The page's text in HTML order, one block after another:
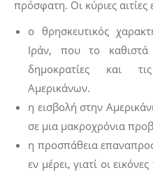
πρόσφατη. Οι κύριες αιτίες
ο θρησκευτικός
Ιράν, που το καθιστά
δημοκρατίες και
Αμερικάνων.
η εισβολή στην
σε μια μακροχρόνια
η προσπάθεια
εν μέρει, γιατί οι